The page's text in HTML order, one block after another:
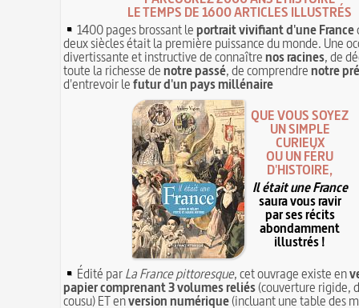
LE TEMPS DE 1600 ARTICLES ILLUSTRÉS
1400 pages brossant leportrait vivifiant d'une France
deux siècles était la première puissance du monde. Une
divertissante et instructive de connaîtrenos racines, de
toute la richesse denotre passé, de comprendrenotre
d'entrevoir lefutur d'un pays millénaire
QUE VOUS SOYEZ
UN SIMPLE
CURIEUX
OU UN FÉRU
D'HISTOIRE,
Il était une France
saura vous ravir
par ses récits
abondamment
illustrés !
Édité parLa France pittoresque, cet ouvrage existe en
papier comprenant 3 volumes reliés(couverture rigide,
cousu) ET enversion numérique(incluant une table des